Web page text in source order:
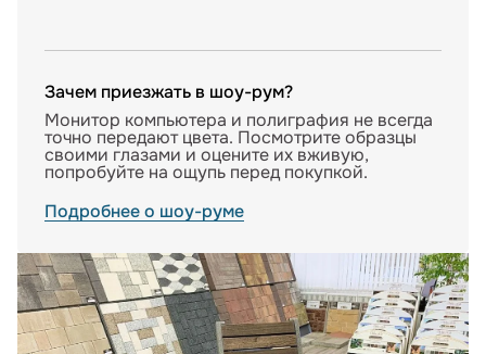
Зачем приезжать в шоу-рум?
Монитор компьютера и полиграфия не всегда
точно передают цвета. Посмотрите образцы
своими глазами и оцените их вживую,
попробуйте на ощупь перед покупкой.
Подробнее о шоу-руме